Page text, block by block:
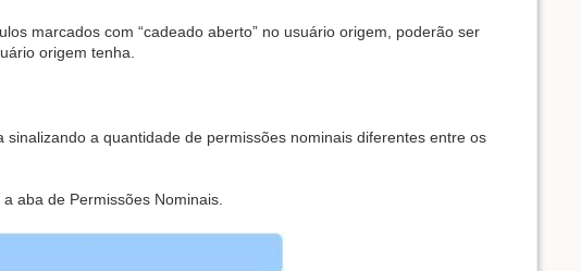
marcados com “cadeado aberto” no usuário origem, poderão ser
origem tenha.
a quantidade de permissões nominais diferentes entre os
aba de Permissões Nominais.